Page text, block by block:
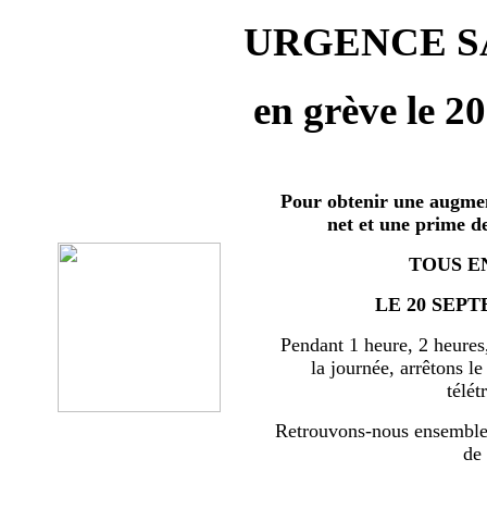
URGENCE
en grève le
Pour obtenir une
net et une prime
TOUS
LE 20
Pendant 1 heure, 2
la journée, arrêtons
Retrouvons-nous
de